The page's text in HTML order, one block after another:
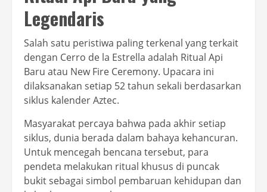
Legendaris
Salah satu peristiwa paling terkenal yang terkait
dengan Cerro de la Estrella adalah Ritual Api
Baru atau New Fire Ceremony. Upacara ini
dilaksanakan setiap 52 tahun sekali berdasarkan
siklus kalender Aztec.
Masyarakat percaya bahwa pada akhir setiap
siklus, dunia berada dalam bahaya kehancuran.
Untuk mencegah bencana tersebut, para
pendeta melakukan ritual khusus di puncak
bukit sebagai simbol pembaruan kehidupan dan